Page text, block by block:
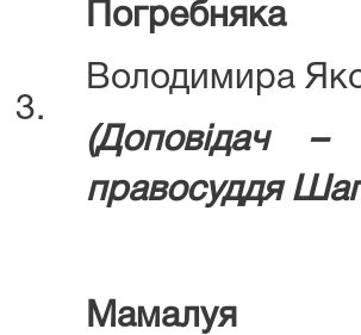
3.
Погребняка
Володимира
(Доповідач
правосуддя
Мамалуя